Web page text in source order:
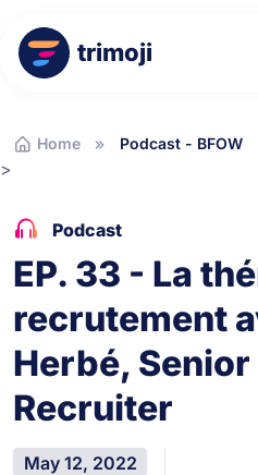
trimoji
Home Podcast - BFOW
>
Podcast
EP. 33 - La
recrutement
Herbé, Senior
Recruiter
May 12, 2022